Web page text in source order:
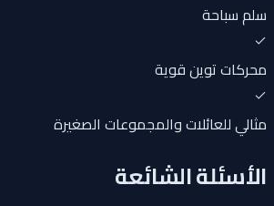
سلم سباحة
محركات توين قوية
مثالي للعائلات والمجموعات الصغيرة
الأسئلة الشائعة